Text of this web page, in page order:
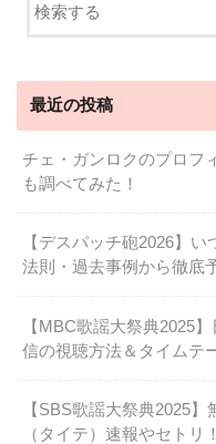
最近の投稿
チェ・ガンロクのプロフ
も調べてみた！
【デスパッチ砲2026】
法則・過去事例から徹底
【MBC歌謡大祭典2025
信の視聴方法＆タイムテ
【SBS歌謡大祭典2025
（タイテ）速報やセト